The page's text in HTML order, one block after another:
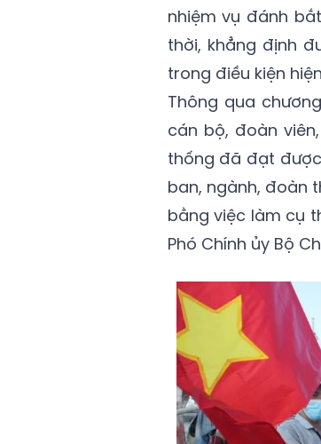
nhiệm vụ đánh
thời, khẳng định
trong điều kiện
Thông qua
cán bộ, đoàn
thống đã đạt
ban, ngành, đoàn
bằng việc làm cụ
Phó Chính ủy Bộ